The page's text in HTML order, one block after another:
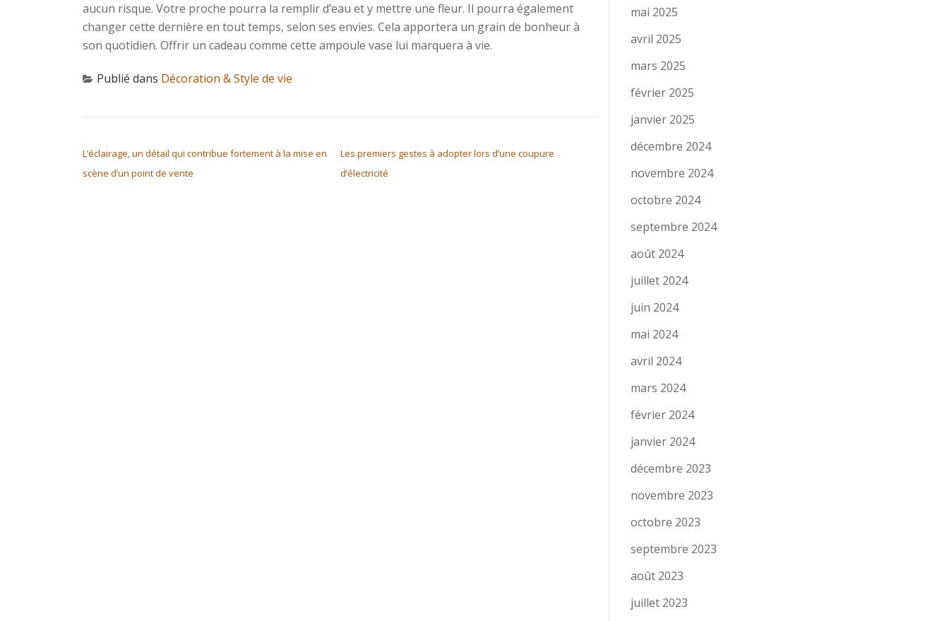
aucun risque. Votre proche pourra la remplir d’eau et y mettre une fleur. Il pourra également
changer cette dernière en tout temps, selon ses envies. Cela apportera un grain de bonheur à
son quotidien. Offrir un cadeau comme cette ampoule vase lui marquera à vie.
Publié dans Décoration & Style de vie
L’éclairage, un détail qui contribue fortement à la mise en
scène d’un point de vente
Les premiers gestes à adopter lors d’une coupure
d’électricité
mai 2025
avril 2025
mars 2025
février 2025
janvier 2025
décembre 2024
novembre 2024
octobre 2024
septembre 2024
août 2024
juillet 2024
juin 2024
mai 2024
avril 2024
mars 2024
février 2024
janvier 2024
décembre 2023
novembre 2023
octobre 2023
septembre 2023
août 2023
juillet 2023